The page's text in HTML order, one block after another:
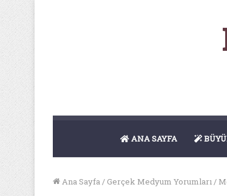
ANA SAYFA
Ana Sayfa/ Gerçek Medyum Yorumları/